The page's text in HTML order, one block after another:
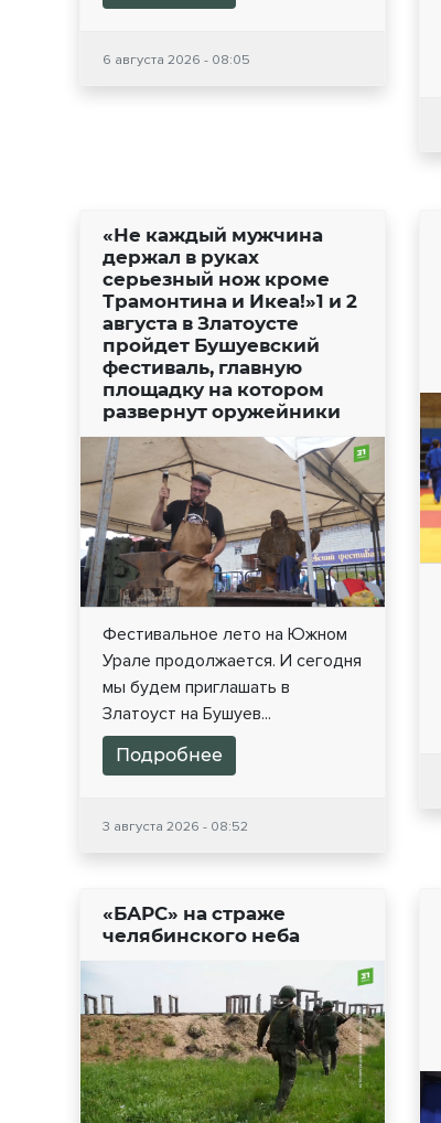
6 августа 2026 - 08:05
«Не каждый мужчина
держал в руках
серьезный нож кроме
Трамонтина и Икеа!»1 и 2
августа в Златоусте
пройдет Бушуевский
фестиваль, главную
площадку на котором
развернут оружейники
Фестивальное лето на Южном
Урале продолжается. И сегодня
мы будем приглашать в
Златоуст на Бушуев...
Подробнее
3 августа 2026 - 08:52
«БАРС» на страже
челябинского неба